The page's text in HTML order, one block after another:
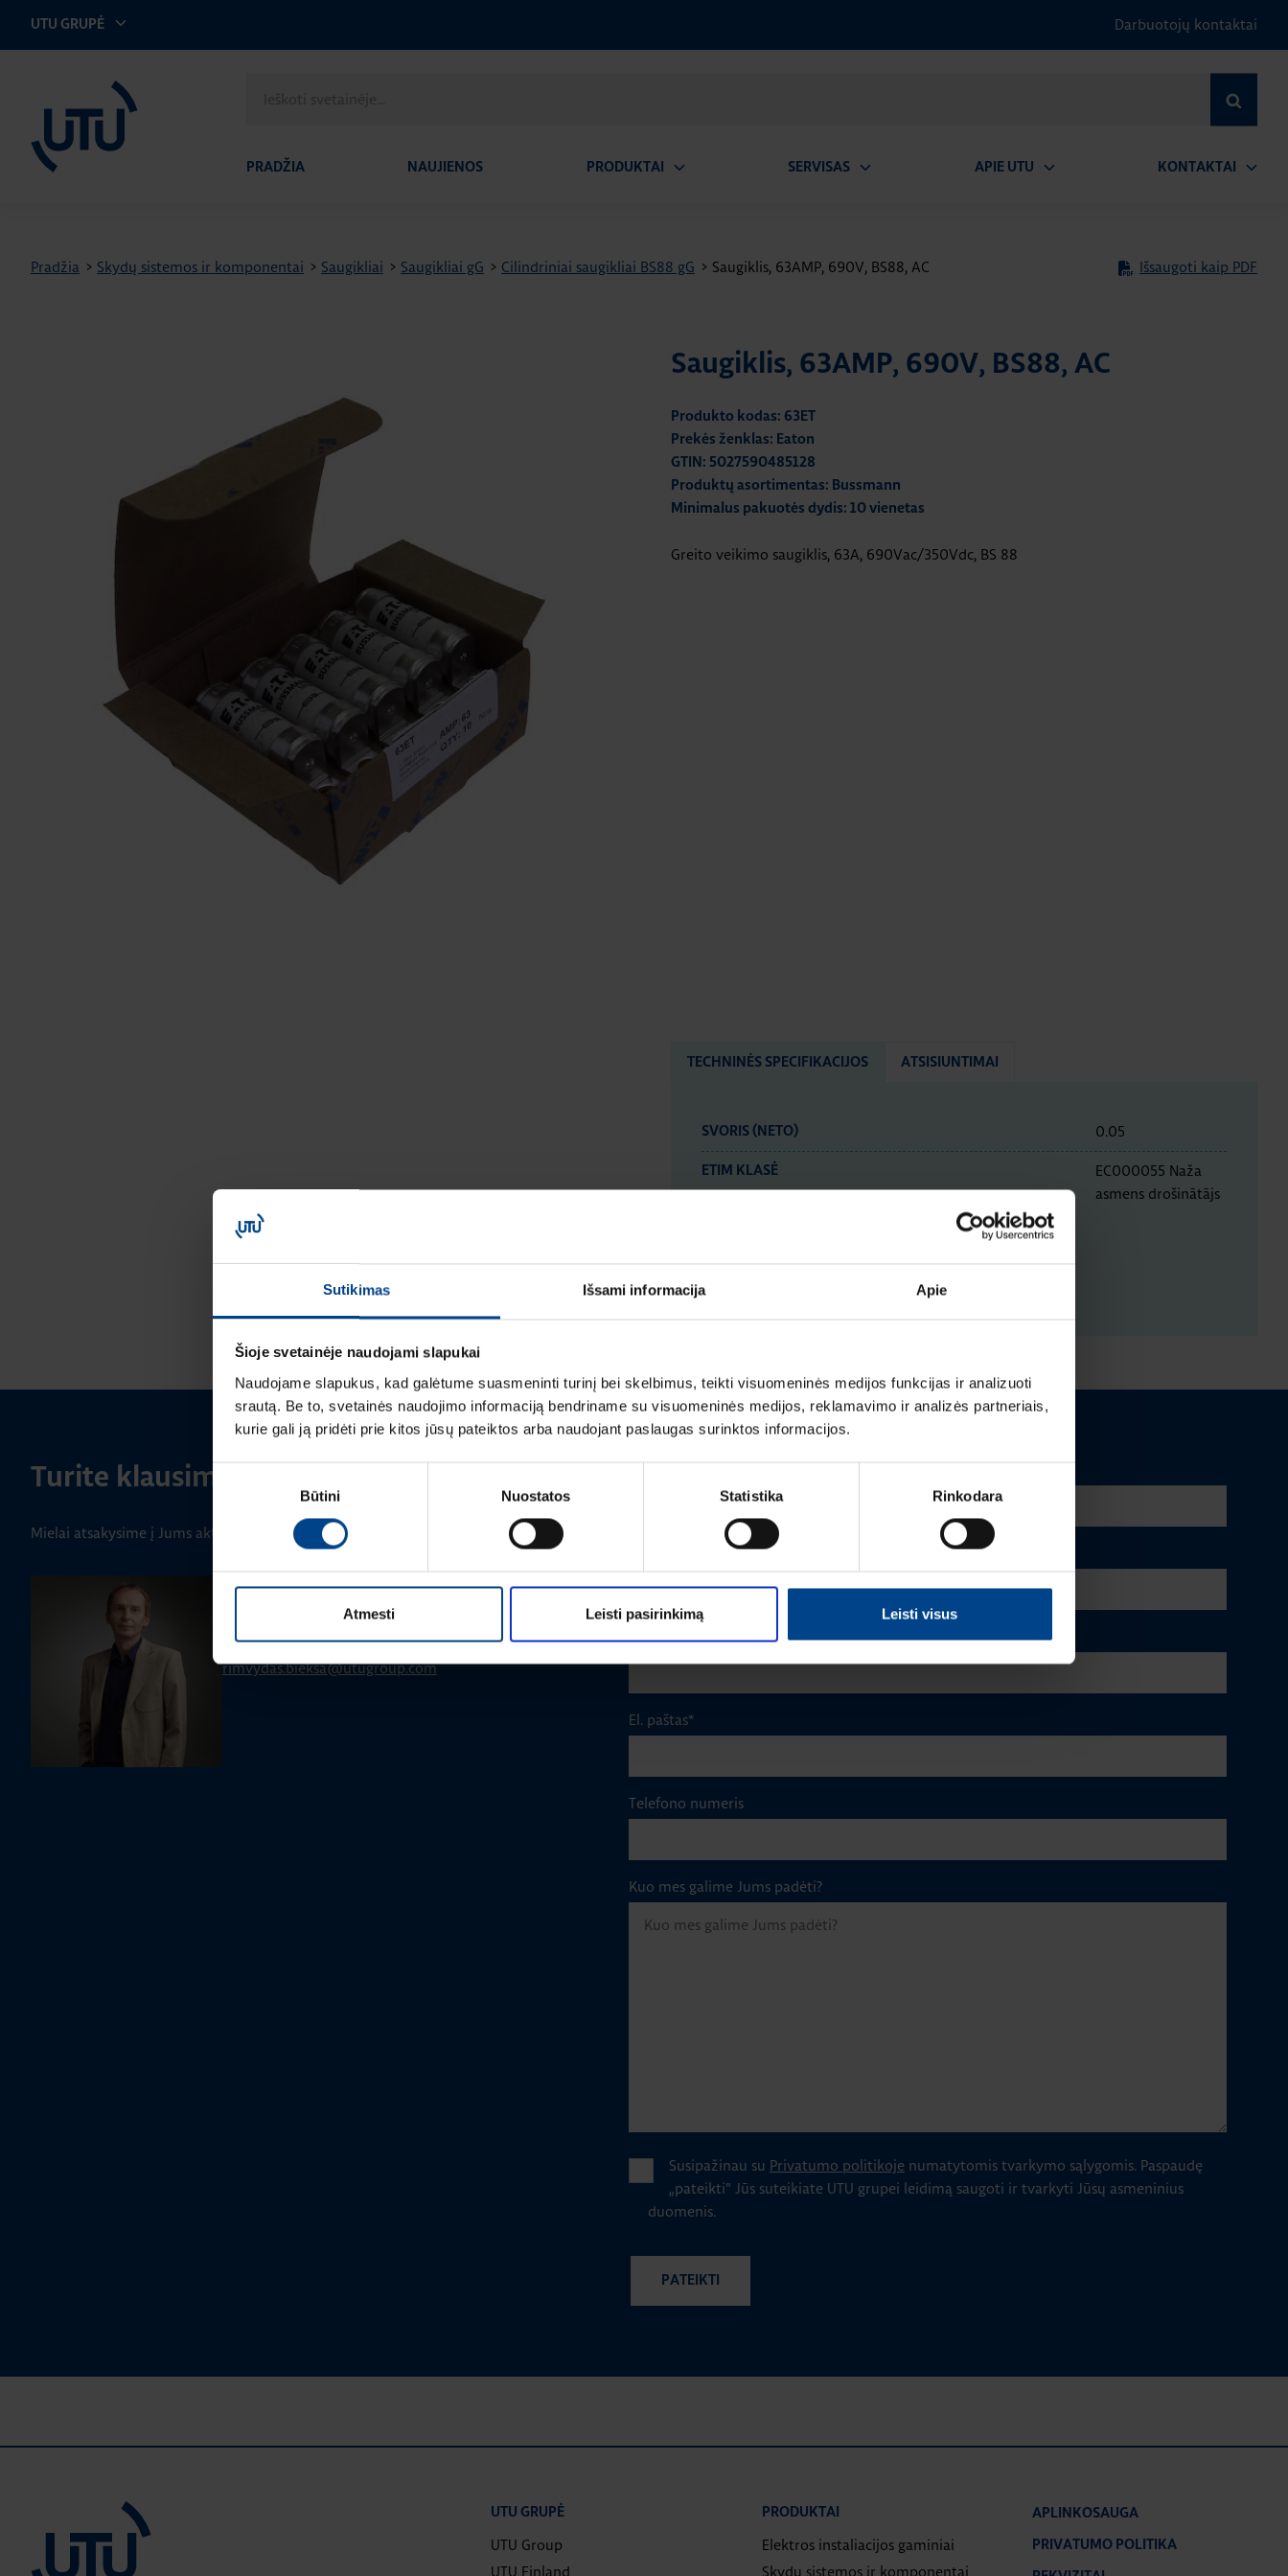
Sutikimas Išsami informacija Apie
Šioje svetainėje naudojami slapukai
Naudojame slapukus, kad galėtume suasmeninti turinį bei skelbimus, teikti visuomeninės medijos funkcijas ir analizuoti
srautą. Be to, svetainės naudojimo informaciją bendriname su visuomeninės medijos, reklamavimo ir analizės partneriais,
kurie gali ją pridėti prie kitos jūsų pateiktos arba naudojant paslaugas surinktos informacijos.
Sutikimo
Būtini Nuostatos Statistika Rinkodara
Atmesti Leisti pasirinkimą Leisti visus
UTU GRUPĖ Darbuotojų kontaktai
svetainėje
PRADŽIA NAUJIENOS PRODUKTAI SERVISAS APIE UTU KONTAKTAI
Pradžia > Skydų sistemos ir komponentai > Saugikliai > Saugikliai gG > Cilindriniai saugikliai BS88 gG > Saugiklis, 63AMP, 690V, BS88, AC Išsaugoti kaip PDF
Saugiklis, 63AMP, 690V, BS88, AC
Produkto kodas: 63ET
Prekės ženklas: Eaton
GTIN: 5027590485128
Produktų asortimentas: Bussmann
Minimalus pakuotės dydis: 10 vienetas
Greito veikimo saugiklis, 63A, 690Vac/350Vdc, BS 88
TECHNINĖS SPECIFIKACIJOS ATSISIUNTIMAI
SVORIS (NETO) 0.05
ETIM KLASĖ
EC000055 Naža
asmens drošinātājs
Turite klausimų? Susisiekite
Mielai atsakysime į Jums aktualius klausimus.
Rimvydas Biekša
+370 603 23732
rimvydas.bieksa@utugroup.com
Įmonė
El. paštas*
Telefono numeris
Kuo mes galime Jums padėti?
Susipažinau su Privatumo politikoje numatytomis tvarkymo sąlygomis. Paspaudę
„pateikti" Jūs suteikiate UTU grupei leidimą saugoti ir tvarkyti Jūsų asmeninius
duomenis.
UTU GRUPĖ
UTU Group
UTU Finland
PRODUKTAI
Elektros instaliacijos gaminiai
Skydų sistemos ir komponentai
APLINKOSAUGA
PRIVATUMO POLITIKA